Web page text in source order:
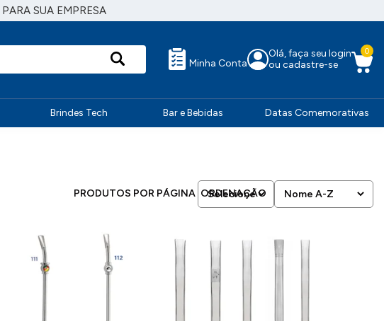
PARA SUA EMPRESA
Minha Conta
Olá, faça seu login
ou cadastre-se
0
Brindes Tech Bar e Bebidas Datas Comemorativas